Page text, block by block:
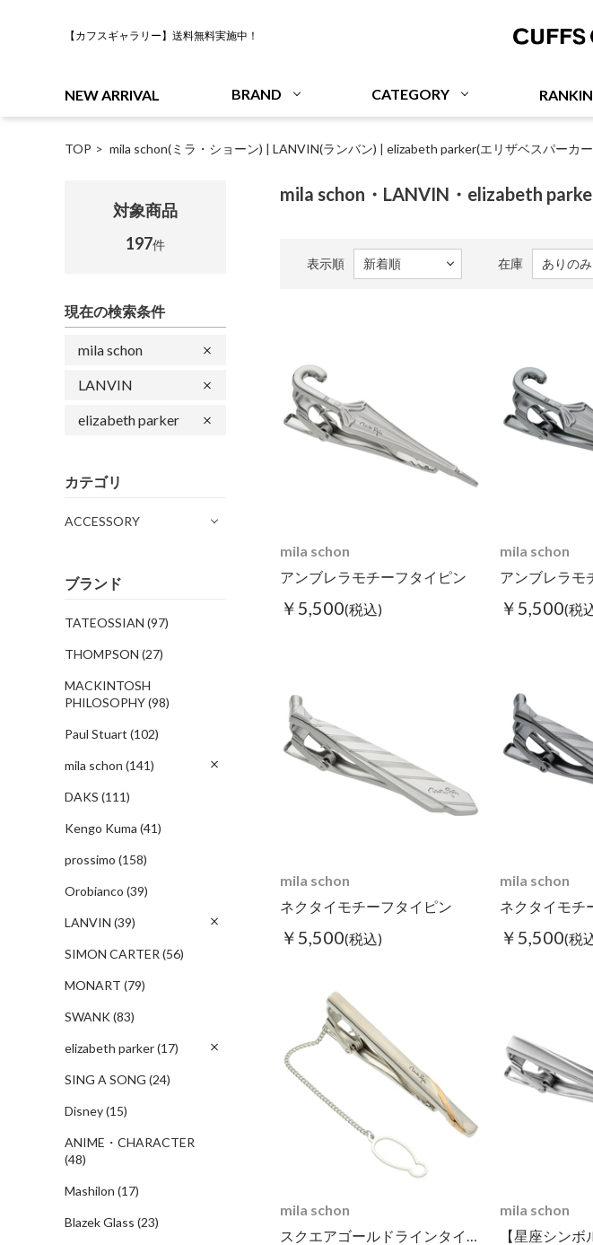
【カフスギャラリー】送料無料実施中！
NEW ARRIVAL BRAND CATEGORY
TOP mila schon(ミラ・ショーン) | LANVIN(ランバン) | elizabeth parker(エリザベスパーカ
対象商品
197件
現在の検索条件
mila schon
LANVIN
elizabeth parker
カテゴリ
ACCESSORY
ブランド
TATEOSSIAN (97)
THOMPSON (27)
MACKINTOSH
PHILOSOPHY(98)
Paul Stuart (102)
mila schon (141)
DAKS (111)
Kengo Kuma (41)
prossimo (158)
Orobianco (39)
LANVIN (39)
SIMON CARTER (56)
MONART (79)
SWANK(83)
elizabeth parker(17)
SING A SONG (24)
Disney(15)
ANIME・CHARACTER
(48)
Mashilon (17)
Blazek Glass (23)
mila schon・LANVIN・elizabeth
表示順 在庫
mila schon
アンブレラモチーフタイピン
￥5,500(税込)
mila schon
￥5,500(税
mila schon
ネクタイモチーフタイピン
￥5,500(税込)
mila schon
￥5,500(税
mila schon
スクエアゴールドラインタイピン チェーン付き
mila schon